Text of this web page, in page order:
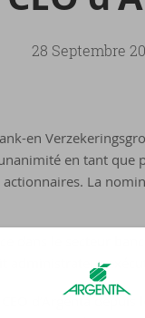
28 Septembre
en
en tant que
La
administrateur
d’Argenta